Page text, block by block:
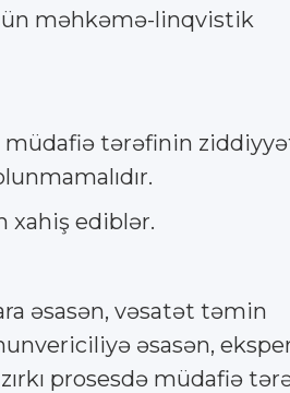
məhkəmə-linqvistik
müdafiə tərəfinin
xahiş ediblər.
əsasən, vəsatət təmin
əsasən,
prosesdə müdafiə